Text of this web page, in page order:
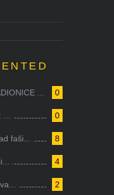
0
...
0
8
faši...
4
2